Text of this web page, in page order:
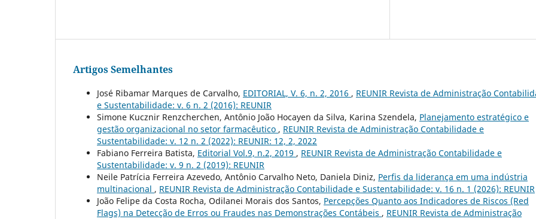
Artigos Semelhantes
José Ribamar Marques de Carvalho, EDITORIAL, V. 6, n. 2, 2016 , REUNIR Revista de Administração
e Sustentabilidade: v. 6 n. 2 (2016): REUNIR
Simone Kucznir Renzcherchen, Antônio João Hocayen da Silva, Karina Szendela, Planejamento estratégico e
gestão organizacional no setor farmacêutico , REUNIR Revista de Administração Contabilidade e
Sustentabilidade: v. 12 n. 2 (2022): REUNIR: 12, 2, 2022
Fabiano Ferreira Batista, Editorial Vol.9, n.2, 2019 , REUNIR Revista de Administração Contabilidade e
Sustentabilidade: v. 9 n. 2 (2019): REUNIR
Neile Patrícia Ferreira Azevedo, Antônio Carvalho Neto, Daniela Diniz, Perfis da liderança em uma indústria
multinacional , REUNIR Revista de Administração Contabilidade e Sustentabilidade: v. 16 n. 1 (2026): REUNIR
João Felipe da Costa Rocha, Odilanei Morais dos Santos, Percepções Quanto aos Indicadores de Riscos (Red
Flags) na Detecção de Erros ou Fraudes nas Demonstrações Contábeis , REUNIR Revista de Administração